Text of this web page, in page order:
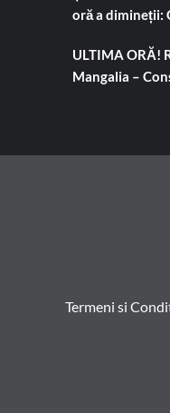
oră a dimineții:
ULTIMA ORĂ!
Mangalia –
Termeni si